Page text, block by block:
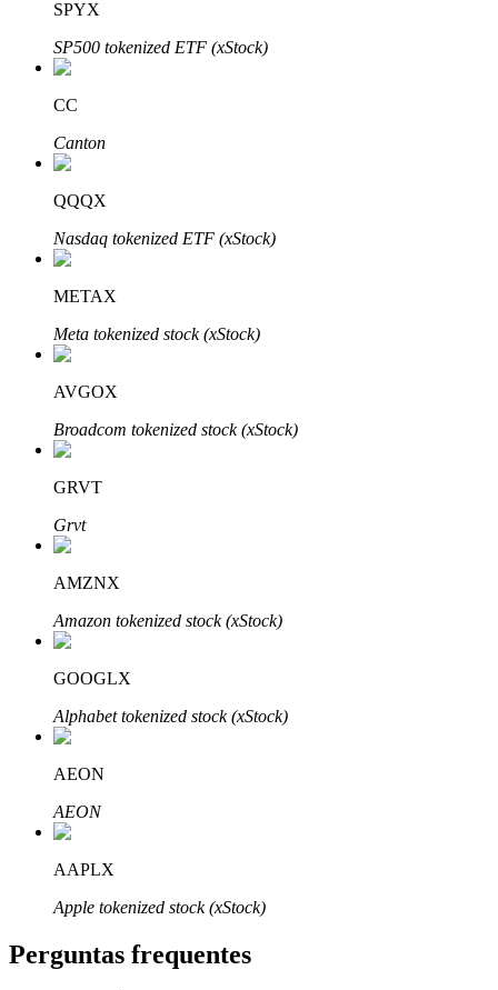
Investimento Automático
Obtenha lucro a longo prazo e interesses flexíveis
Aprenda a apostar
Aprenda como ganhar renda passiva
Bitrue
AI
Parceiros Bitrue
SPYX
SP500 tokenized ETF (xStock)
CC
Canton
QQQX
Nasdaq tokenized ETF (xStock)
METAX
Meta tokenized stock (xStock)
AVGOX
Broadcom tokenized stock (xStock)
GRVT
Grvt
AMZNX
Amazon tokenized stock (xStock)
GOOGLX
Alphabet tokenized stock (xStock)
AEON
AEON
AAPLX
Apple tokenized stock (xStock)
Perguntas frequentes